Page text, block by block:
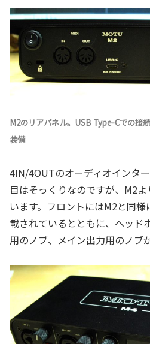
M2のリアパネル。USB Type-Cでの接
装備
4IN/4OUTのオーディオインタ
目はそっくりなのですが、M2
います。フロントにはM2と同
載されているとともに、ヘッド
用のノブ、メイン出力用のノブ